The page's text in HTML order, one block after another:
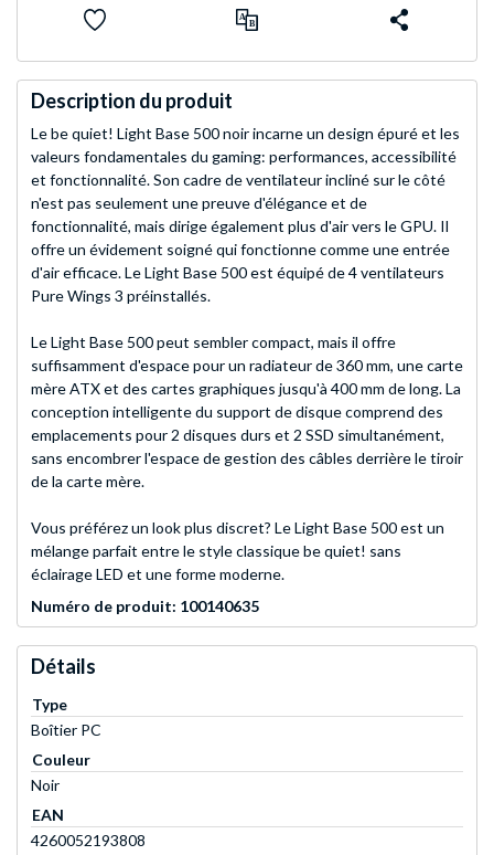
Description du produit
Le be quiet! Light Base 500 noir incarne un design épuré et les
valeurs fondamentales du gaming: performances, accessibilité
et fonctionnalité. Son cadre de ventilateur incliné sur le côté
n'est pas seulement une preuve d'élégance et de
fonctionnalité, mais dirige également plus d'air vers le GPU. Il
offre un évidement soigné qui fonctionne comme une entrée
d'air efficace. Le Light Base 500 est équipé de 4 ventilateurs
Pure Wings 3 préinstallés.
Le Light Base 500 peut sembler compact, mais il offre
suffisamment d'espace pour un radiateur de 360 mm, une carte
mère ATX et des cartes graphiques jusqu'à 400 mm de long. La
conception intelligente du support de disque comprend des
emplacements pour 2 disques durs et 2 SSD simultanément,
sans encombrer l'espace de gestion des câbles derrière le tiroir
de la carte mère.
Vous préférez un look plus discret? Le Light Base 500 est un
mélange parfait entre le style classique be quiet! sans
éclairage LED et une forme moderne.
Numéro de produit: 100140635
Détails
Type
Boîtier PC
Couleur
Noir
EAN
4260052193808